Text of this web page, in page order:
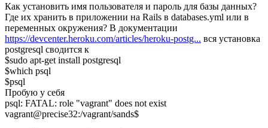
Как установить имя пользователя и пароль для базы данных?
Где их хранить в приложении на Rails в databases.yml или в
переменных окружения? В документации
https://devcenter.heroku.com/articles/heroku-postg... вся установка
postgresql сводится к
$sudo apt-get install postgresql
$which psql
$psql
Пробую у себя
psql: FATAL: role "vagrant" does not exist
vagrant@precise32:/vagrant/sands$